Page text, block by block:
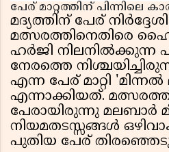
പേര് മാറ്റത്തിന് പിന്നിലെ
മദ്യത്തിന് പേര്
മത്സരത്തിനെതിരെ
ഹർജി നിലനിൽക്കുന്ന
നേരത്തെ
എന്ന പേര് മാറ്റി 'മിന്നൽ
എന്നാക്കിയത്.
പേരായിരുന്നു മലബാർ
നിയമതടസ്സങ്ങൾ
പുതിയ പേര്